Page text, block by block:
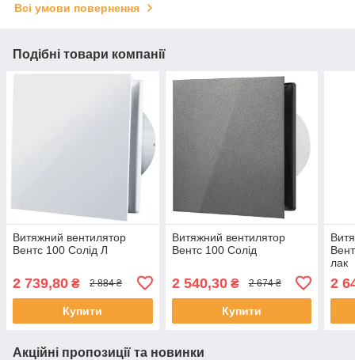
Всі умови повернення
Подібні товари компанії
Витяжний вентилятор
Вентс 100 Солід Л
2 739,80 ₴ 2 884 ₴
Купити
Витяжний вентилятор
Вентс 100 Солід
2 540,30₴ 2 674 ₴
Купити
лак
2
Акційні пропозиції та новинки